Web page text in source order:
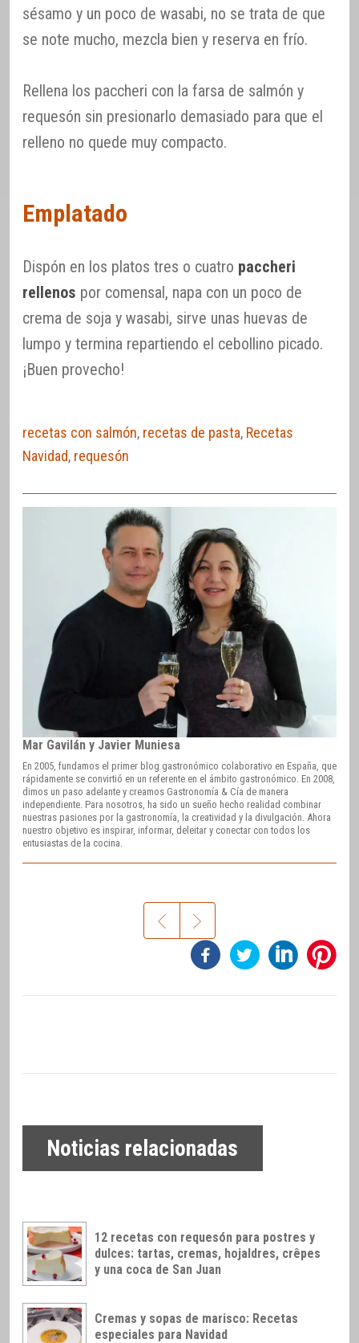
sésamo y un poco de wasabi, no se trata de que
se note mucho, mezcla bien y reserva en frío.
Rellena los paccheri con la farsa de salmón y
requesón sin presionarlo demasiado para que el
relleno no quede muy compacto.
Emplatado
Dispón en los platos tres o cuatro paccheri
rellenos por comensal, napa con un poco de
crema de soja y wasabi, sirve unas huevas de
lumpo y termina repartiendo el cebollino picado.
¡Buen provecho!
recetas con salmón, recetas de pasta, Recetas
Navidad, requesón
Mar Gavilán y Javier Muniesa
En 2005, fundamos el primer blog gastronómico colaborativo en España, que
rápidamente se convirtió en un referente en el ámbito gastronómico. En 2008,
dimos un paso adelante y creamos Gastronomía & Cía de manera
independiente. Para nosotros, ha sido un sueño hecho realidad combinar
nuestras pasiones por la gastronomía, la creatividad y la divulgación. Ahora
nuestro objetivo es inspirar, informar, deleitar y conectar con todos los
entusiastas de la cocina.
Noticias relacionadas
12 recetas con requesón para postres y
dulces: tartas, cremas, hojaldres, crêpes
y una coca de San Juan
Cremas y sopas de marisco: Recetas
especiales para Navidad